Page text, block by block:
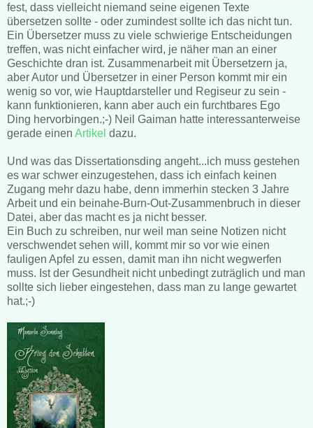
fest, dass vielleicht niemand seine eigenen Texte
übersetzen sollte - oder zumindest sollte ich das nicht tun.
Ein Übersetzer muss zu viele schwierige Entscheidungen
treffen, was nicht einfacher wird, je näher man an einer
Geschichte dran ist. Zusammenarbeit mit Übersetzern ja,
aber Autor und Übersetzer in einer Person kommt mir ein
wenig so vor, wie Hauptdarsteller und Regiseur zu sein -
kann funktionieren, kann aber auch ein furchtbares Ego
Ding hervorbingen.;-) Neil Gaiman hatte interessanterweise
gerade einen Artikel dazu.
Und was das Dissertationsding angeht...ich muss gestehen
es war schwer einzugestehen, dass ich einfach keinen
Zugang mehr dazu habe, denn immerhin stecken 3 Jahre
Arbeit und ein beinahe-Burn-Out-Zusammenbruch in dieser
Datei, aber das macht es ja nicht besser.
Ein Buch zu schreiben, nur weil man seine Notizen nicht
verschwendet sehen will, kommt mir so vor wie einen
fauligen Apfel zu essen, damit man ihn nicht wegwerfen
muss. Ist der Gesundheit nicht unbedingt zuträglich und man
sollte sich lieber eingestehen, dass man zu lange gewartet
hat.;-)